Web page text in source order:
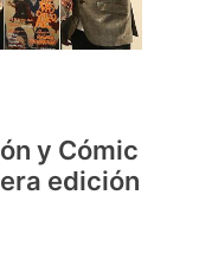
y Cómic
edición